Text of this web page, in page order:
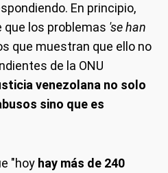
En principio,
los problemas 'se han
que muestran que ello no
de la ONU
venezolana no solo
sino que es
"hoy hay más de 240